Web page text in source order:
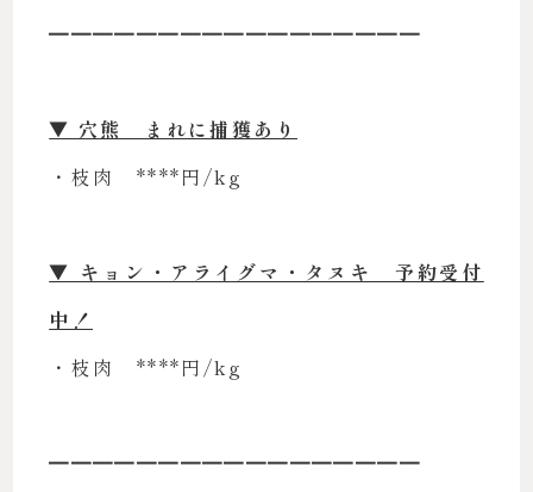
━━━━━━━━━━━━━━━━━
▼ 穴熊 まれに捕獲あり
・枝肉 ****円/kg
▼ キョン・アライグマ・タヌキ 予約受付
中！
・枝肉 ****円/kg
━━━━━━━━━━━━━━━━━